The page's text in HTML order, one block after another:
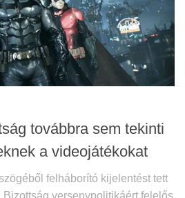
továbbra sem tekinti
a videojátékokat
felháborító kijelentést tett
versenypolitikáért felelős